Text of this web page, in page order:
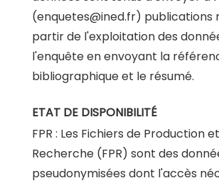
(enquetes@ined.fr) publications
partir de l'exploitation des
l'enquête en envoyant la
bibliographique et le résumé.
ETAT DE DISPONIBILITÉ
FPR : Les Fichiers de Production
Recherche (FPR) sont des
pseudonymisées dont l'accès